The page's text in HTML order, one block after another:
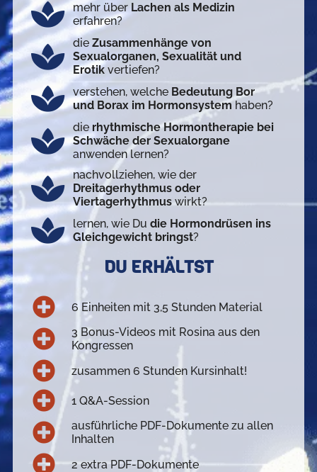
mehr über Lachen als Medizin
erfahren?
die Zusammenhänge von
Sexualorganen, Sexualität und
Erotikvertiefen?
verstehen, welche Bedeutung Bor
und Borax im Hormonsystem haben?
die rhythmische Hormontherapie bei
Schwäche der Sexualorgane
anwenden lernen?
nachvollziehen, wie der
Dreitagerhythmus oder
Viertagerhythmuswirkt?
lernen, wie Du die Hormondrüsen ins
Gleichgewicht bringst?
DU ERHÄLTST
6 Einheiten mit 3,5 Stunden Material
3 Bonus-Videos mit Rosina aus den
Kongressen
zusammen 6 Stunden Kursinhalt!
1 Q&A-Session
ausführliche PDF-Dokumente zu allen
Inhalten
2 extra PDF-Dokumente